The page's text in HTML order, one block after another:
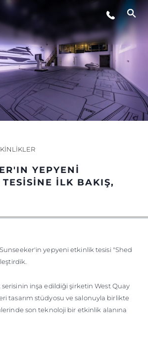
ŞEKLİ
YENILIK
ŞİRKET
MİRAS
YEPYENİ
İLK BAKIŞ,
Sunseeker'in yepyeni etkinlik tesisi "Shed
inşa edildiği şirketin West Quay
tasarım stüdyosu ve salonuyla birlikte
son teknoloji bir etkinlik alanına